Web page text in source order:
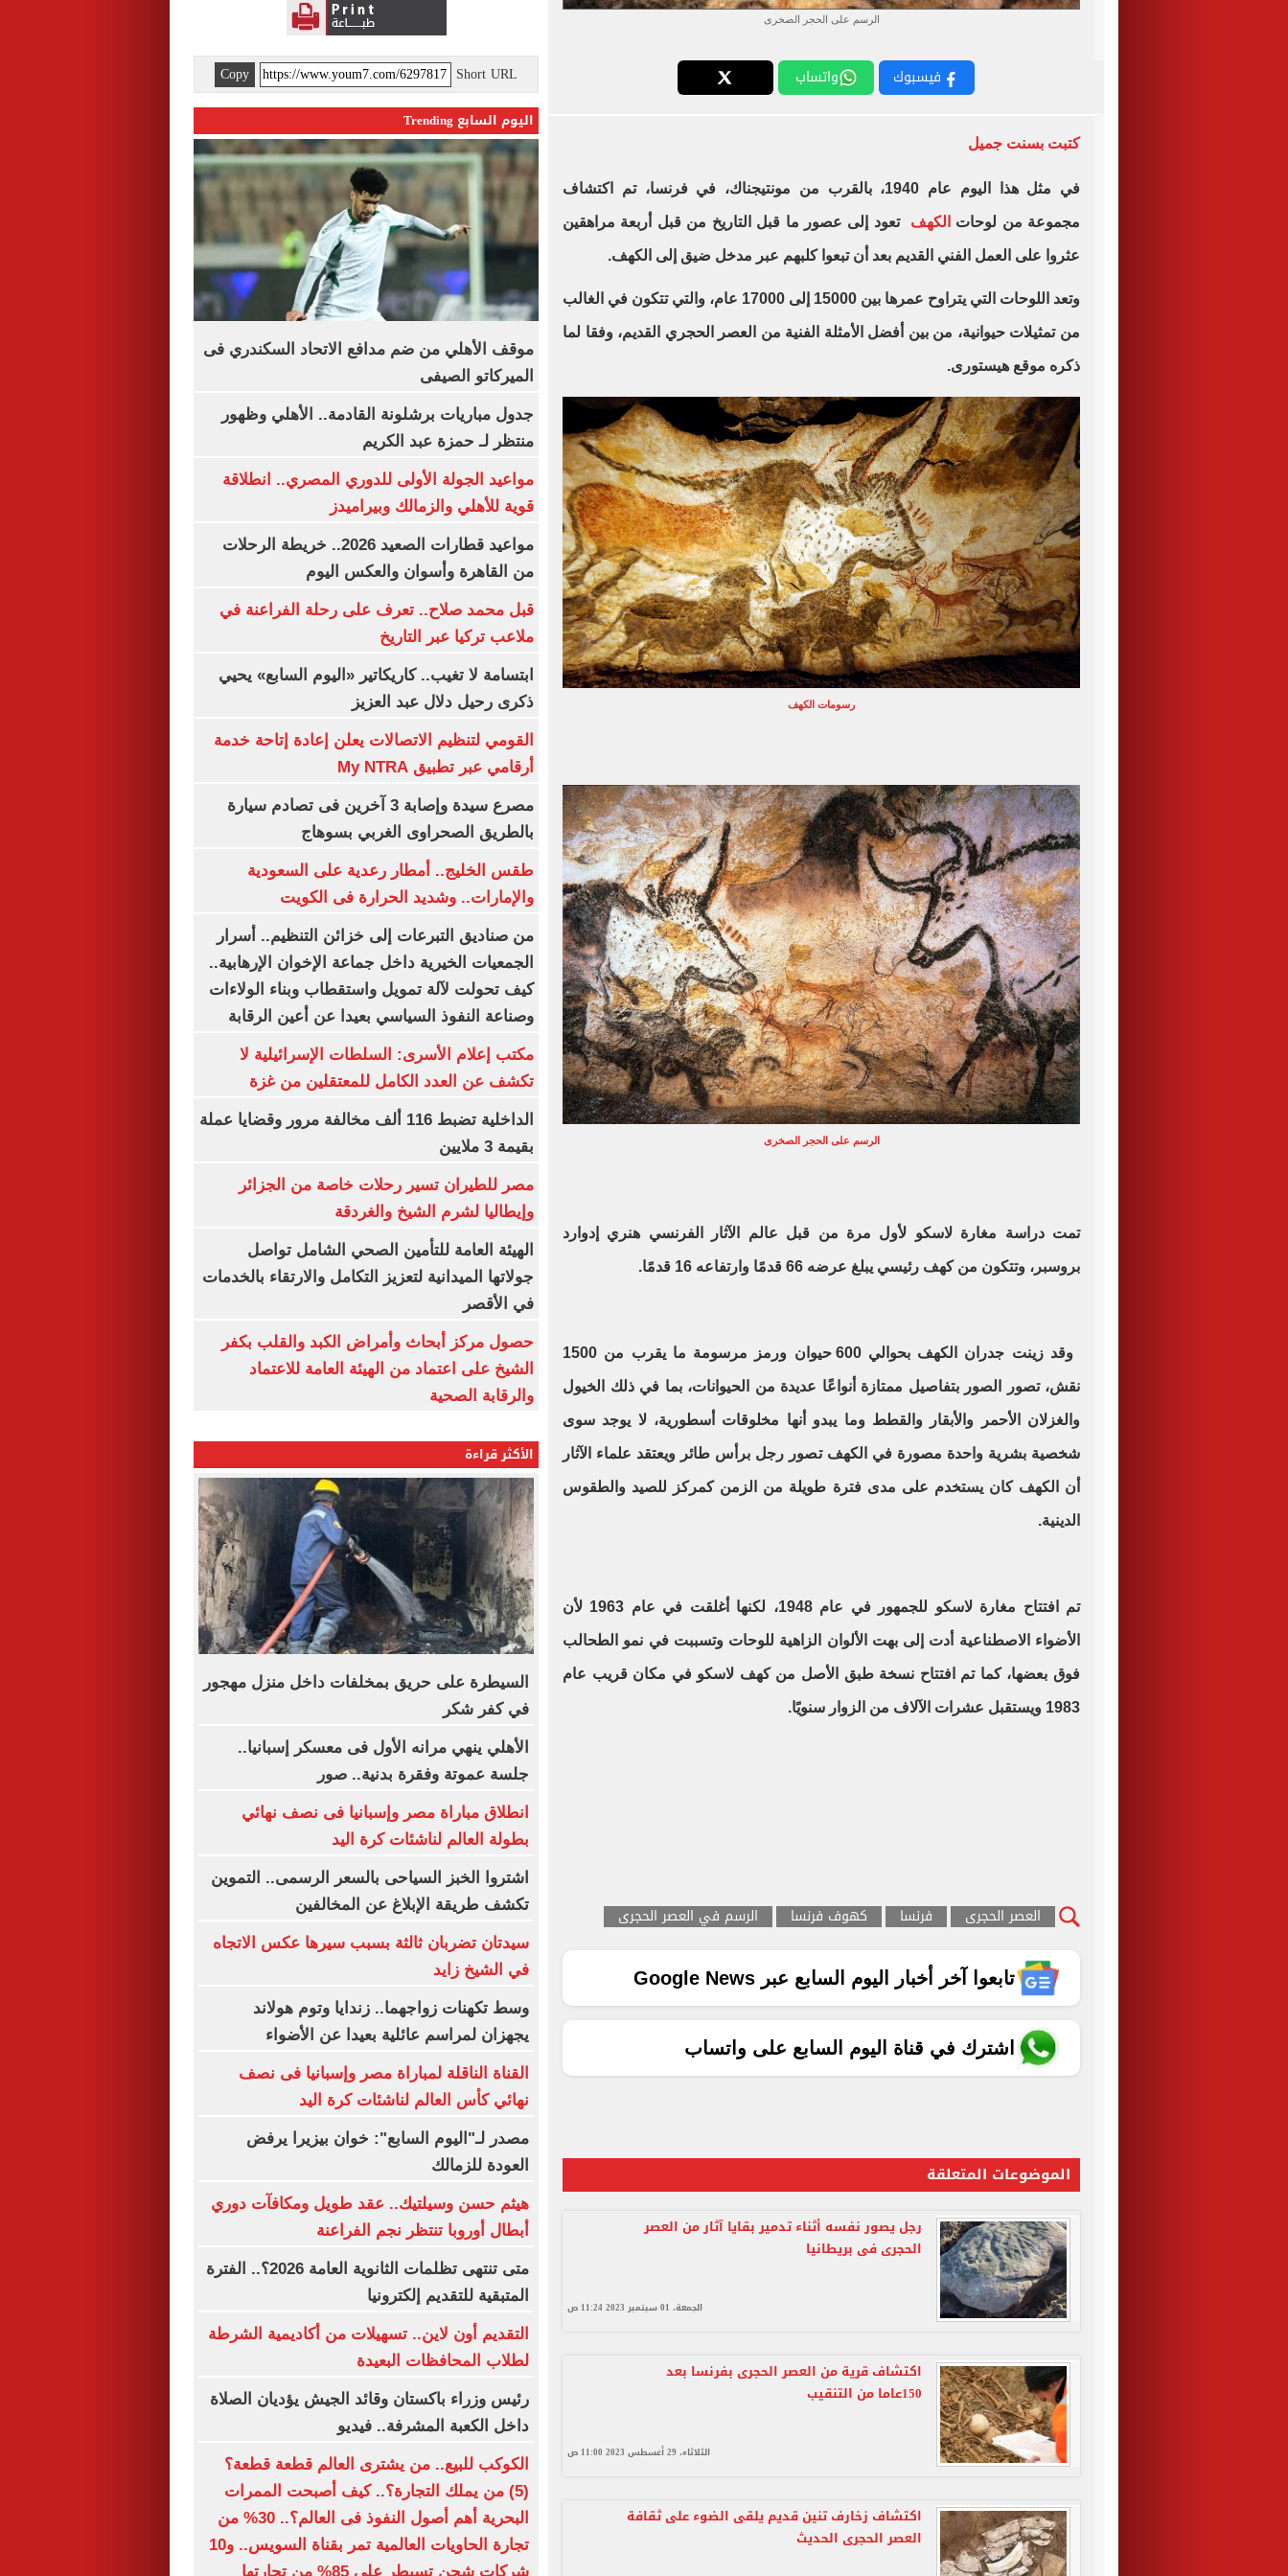
الرسم على الحجر الصخرى
فيسبوك واتساب
كتبت بسنت جميل
في مثل هذا اليوم عام 1940، بالقرب من مونتيجناك، في فرنسا، تم اكتشاف
مجموعة من لوحات الكهف تعود إلى عصور ما قبل التاريخ من قبل أربعة مراهقين
عثروا على العمل الفني القديم بعد أن تبعوا كلبهم عبر مدخل ضيق إلى الكهف.
وتعد اللوحات التي يتراوح عمرها بين 15000 إلى 17000 عام، والتي تتكون في الغالب
من تمثيلات حيوانية، من بين أفضل الأمثلة الفنية من العصر الحجري القديم، وفقا لما
ذكره موقع هيستورى.
رسومات الكهف
الرسم على الحجر الصخرى
تمت دراسة مغارة لاسكو لأول مرة من قبل عالم الآثار الفرنسي هنري إدوارد
بروسبر، وتتكون من كهف رئيسي يبلغ عرضه 66 قدمًا وارتفاعه 16 قدمًا.
وقد زينت جدران الكهف بحوالي 600 حيوان ورمز مرسومة ما يقرب من 1500
نقش، تصور الصور بتفاصيل ممتازة أنواعًا عديدة من الحيوانات، بما في ذلك الخيول
والغزلان الأحمر والأبقار والقطط وما يبدو أنها مخلوقات أسطورية، لا يوجد سوى
شخصية بشرية واحدة مصورة في الكهف تصور رجل برأس طائر ويعتقد علماء الآثار
أن الكهف كان يستخدم على مدى فترة طويلة من الزمن كمركز للصيد والطقوس
الدينية.
تم افتتاح مغارة لاسكو للجمهور في عام 1948، لكنها أغلقت في عام 1963 لأن
الأضواء الاصطناعية أدت إلى بهت الألوان الزاهية للوحات وتسببت في نمو الطحالب
فوق بعضها، كما تم افتتاح نسخة طبق الأصل من كهف لاسكو في مكان قريب عام
1983 ويستقبل عشرات الآلاف من الزوار سنويًا.
العصر الحجرى فرنسا كهوف فرنسا الرسم في العصر الحجرى
تابعوا آخر أخبار اليوم السابع عبر Google News
اشترك في قناة اليوم السابع على واتساب
الموضوعات المتعلقة
رجل يصور نفسه أثناء تدمير بقايا آثار من العصر
الحجرى فى بريطانيا
الجمعة، 01 سبتمبر 2023 11:24 ص
اكتشاف قرية من العصر الحجرى بفرنسا بعد
150عاما من التنقيب
الثلاثاء، 29 أغسطس 2023 11:00 ص
اكتشاف زخارف تنين قديم يلقى الضوء على ثقافة
العصر الحجرى الحديث
Short URL
Copy
اليوم السابع Trending
موقف الأهلي من ضم مدافع الاتحاد السكندري فى
الميركاتو الصيفى
جدول مباريات برشلونة القادمة.. الأهلي وظهور
منتظر لـ حمزة عبد الكريم
مواعيد الجولة الأولى للدوري المصري.. انطلاقة
قوية للأهلي والزمالك وبيراميدز
مواعيد قطارات الصعيد 2026.. خريطة الرحلات
من القاهرة وأسوان والعكس اليوم
قبل محمد صلاح.. تعرف على رحلة الفراعنة في
ملاعب تركيا عبر التاريخ
ابتسامة لا تغيب.. كاريكاتير «اليوم السابع» يحيي
ذكرى رحيل دلال عبد العزيز
القومي لتنظيم الاتصالات يعلن إعادة إتاحة خدمة
أرقامي عبر تطبيق My NTRA
مصرع سيدة وإصابة 3 آخرين فى تصادم سيارة
بالطريق الصحراوى الغربي بسوهاج
طقس الخليج.. أمطار رعدية على السعودية
والإمارات.. وشديد الحرارة فى الكويت
من صناديق التبرعات إلى خزائن التنظيم.. أسرار
الجمعيات الخيرية داخل جماعة الإخوان الإرهابية..
كيف تحولت لآلة تمويل واستقطاب وبناء الولاءات
وصناعة النفوذ السياسي بعيدا عن أعين الرقابة
مكتب إعلام الأسرى: السلطات الإسرائيلية لا
تكشف عن العدد الكامل للمعتقلين من غزة
الداخلية تضبط 116 ألف مخالفة مرور وقضايا عملة
بقيمة 3 ملايين
مصر للطيران تسير رحلات خاصة من الجزائر
وإيطاليا لشرم الشيخ والغردقة
الهيئة العامة للتأمين الصحي الشامل تواصل
جولاتها الميدانية لتعزيز التكامل والارتقاء بالخدمات
في الأقصر
حصول مركز أبحاث وأمراض الكبد والقلب بكفر
الشيخ على اعتماد من الهيئة العامة للاعتماد
والرقابة الصحية
الأكثر قراءة
السيطرة على حريق بمخلفات داخل منزل مهجور
في كفر شكر
الأهلي ينهي مرانه الأول فى معسكر إسبانيا..
جلسة عموتة وفقرة بدنية.. صور
انطلاق مباراة مصر وإسبانيا فى نصف نهائي
بطولة العالم لناشئات كرة اليد
اشتروا الخبز السياحى بالسعر الرسمى.. التموين
تكشف طريقة الإبلاغ عن المخالفين
سيدتان تضربان ثالثة بسبب سيرها عكس الاتجاه
في الشيخ زايد
وسط تكهنات زواجهما.. زندايا وتوم هولاند
يجهزان لمراسم عائلية بعيدا عن الأضواء
القناة الناقلة لمباراة مصر وإسبانيا فى نصف
نهائي كأس العالم لناشئات كرة اليد
مصدر لـ"اليوم السابع": خوان بيزيرا يرفض
العودة للزمالك
هيثم حسن وسيلتيك.. عقد طويل ومكافآت دوري
أبطال أوروبا تنتظر نجم الفراعنة
متى تنتهى تظلمات الثانوية العامة 2026؟.. الفترة
المتبقية للتقديم إلكترونيا
التقديم أون لاين.. تسهيلات من أكاديمية الشرطة
لطلاب المحافظات البعيدة
رئيس وزراء باكستان وقائد الجيش يؤديان الصلاة
داخل الكعبة المشرفة.. فيديو
الكوكب للبيع.. من يشترى العالم قطعة قطعة؟
(5) من يملك التجارة؟.. كيف أصبحت الممرات
البحرية أهم أصول النفوذ فى العالم؟.. 30% من
تجارة الحاويات العالمية تمر بقناة السويس.. و10
شركات شحن تسيطر على 85% من تجارتها